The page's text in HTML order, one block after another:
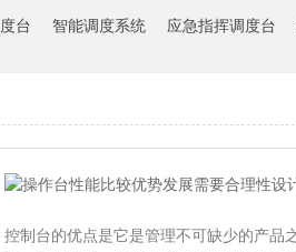
台 智能调度系统 应急指挥调度台
控制台的优点是它是管理不可缺少的产品